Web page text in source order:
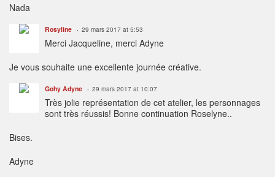
Nada
Rosyline 29 mars 2017 at 5:53
Merci Jacqueline, merci Adyne
Je vous souhaite une excellente journée créative.
Gohy Adyne 29 mars 2017 at 10:07
Très jolie représentation de cet atelier, les personnages
sont très réussis! Bonne continuation Roselyne..
Bises.
Adyne